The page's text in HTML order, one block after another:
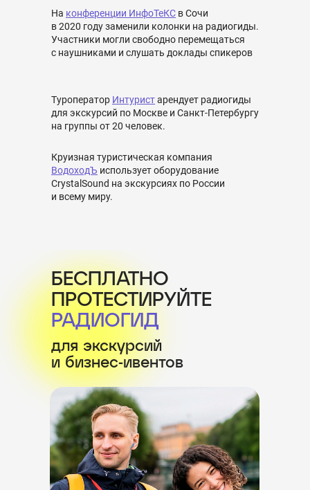
На конференции ИнфоТеКС в Сочи
в 2020 году заменили колонки на радиогиды.
Участники могли свободно перемещаться
с наушниками и слушать доклады спикеров
Туроператор Интуристарендует радиогиды
для экскурсий по Москве и Санкт-Петербургу
на группы от 20 человек.
Круизная туристическая компания
ВодоходЪ использует оборудование
CrystalSound на экскурсиях по России
и всему миру.
БЕСПЛАТНО
ПРОТЕСТИРУЙТЕ
РАДИОГИД
для экскурсий
и бизнес-ивентов